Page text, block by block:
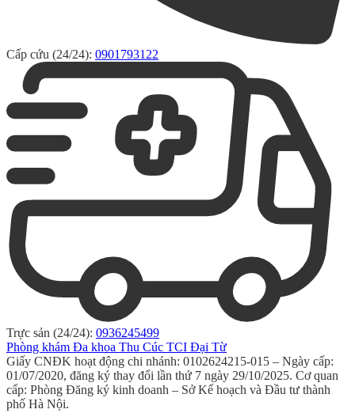
Cấp cứu (24/24): 0901793122
Trực sản (24/24): 0936245499
Phòng khám Đa khoa Thu Cúc TCI Đại Từ
Giấy CNĐK hoạt động chi nhánh: 0102624215-015 – Ngày cấp:
01/07/2020, đăng ký thay đổi lần thứ 7 ngày 29/10/2025. Cơ quan
cấp: Phòng Đăng ký kinh doanh – Sở Kế hoạch và Đầu tư thành
phố Hà Nội.